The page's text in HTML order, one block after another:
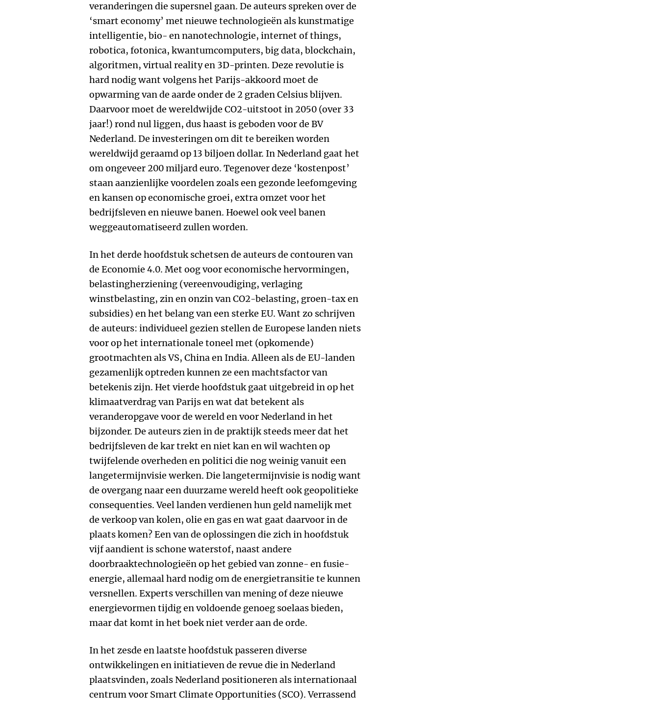
veranderingen die supersnel gaan. De auteurs spreken over de
‘smart economy’ met nieuwe technologieën als kunstmatige
intelligentie, bio- en nanotechnologie, internet of things,
robotica, fotonica, kwantumcomputers, big data, blockchain,
algoritmen, virtual reality en 3D-printen. Deze revolutie is
hard nodig want volgens het Parijs-akkoord moet de
opwarming van de aarde onder de 2 graden Celsius blijven.
Daarvoor moet de wereldwijde CO2-uitstoot in 2050 (over 33
jaar!) rond nul liggen, dus haast is geboden voor de BV
Nederland. De investeringen om dit te bereiken worden
wereldwijd geraamd op 13 biljoen dollar. In Nederland gaat het
om ongeveer 200 miljard euro. Tegenover deze ‘kostenpost’
staan aanzienlijke voordelen zoals een gezonde leefomgeving
en kansen op economische groei, extra omzet voor het
bedrijfsleven en nieuwe banen. Hoewel ook veel banen
weggeautomatiseerd zullen worden.
In het derde hoofdstuk schetsen de auteurs de contouren van
de Economie 4.0. Met oog voor economische hervormingen,
belastingherziening (vereenvoudiging, verlaging
winstbelasting, zin en onzin van CO2-belasting, groen-tax en
subsidies) en het belang van een sterke EU. Want zo schrijven
de auteurs: individueel gezien stellen de Europese landen niets
voor op het internationale toneel met (opkomende)
grootmachten als VS, China en India. Alleen als de EU-landen
gezamenlijk optreden kunnen ze een machtsfactor van
betekenis zijn. Het vierde hoofdstuk gaat uitgebreid in op het
klimaatverdrag van Parijs en wat dat betekent als
veranderopgave voor de wereld en voor Nederland in het
bijzonder. De auteurs zien in de praktijk steeds meer dat het
bedrijfsleven de kar trekt en niet kan en wil wachten op
twijfelende overheden en politici die nog weinig vanuit een
langetermijnvisie werken. Die langetermijnvisie is nodig want
de overgang naar een duurzame wereld heeft ook geopolitieke
consequenties. Veel landen verdienen hun geld namelijk met
de verkoop van kolen, olie en gas en wat gaat daarvoor in de
plaats komen? Een van de oplossingen die zich in hoofdstuk
vijf aandient is schone waterstof, naast andere
doorbraaktechnologieën op het gebied van zonne- en fusie-
energie, allemaal hard nodig om de energietransitie te kunnen
versnellen. Experts verschillen van mening of deze nieuwe
energievormen tijdig en voldoende genoeg soelaas bieden,
maar dat komt in het boek niet verder aan de orde.
In het zesde en laatste hoofdstuk passeren diverse
ontwikkelingen en initiatieven de revue die in Nederland
plaatsvinden, zoals Nederland positioneren als internationaal
centrum voor Smart Climate Opportunities (SCO). Verrassend